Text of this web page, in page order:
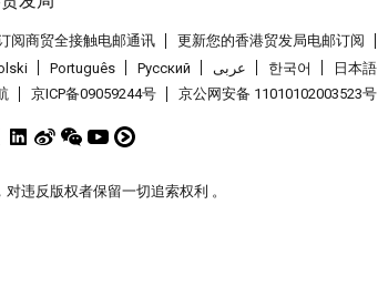
阅商贸全接触电邮通讯 更新您的香港贸发局电邮订阅
Português Pусский عربى 한국어
日本語
京ICP备09059244号 京公网安备 11010102003523号
违反版权者保留一切追索权利 。